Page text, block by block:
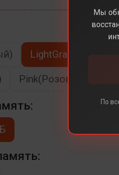
LightGray (Серый)
Pink(Розовый)
Мы
По